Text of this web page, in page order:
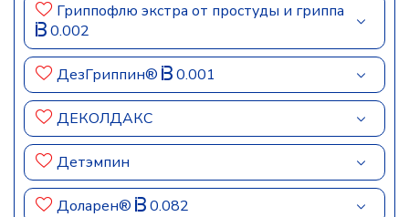
Гриппофлю экстра от простуды и гриппа
0.002
ДезГриппин® 0.001
ДЕКОЛДАКС
Детэмпин
Доларен® 0.082